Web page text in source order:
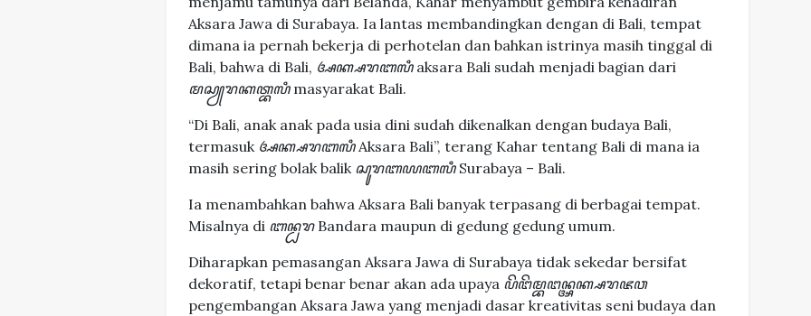
Aksara Jawa di Surabaya. Ia lantas membandingkan dengan di Bali, tempat
dimana ia pernah bekerja di perhotelan dan bahkan istrinya masih tinggal di
Bali, bahwa di Bali, ꦄꦏ꧀ꦱꦫꦧꦭꦶaksara Bali sudah menjadi bagian dari
ꦩꦱꦾꦫꦏꦠ꧀ꦧꦭꦶmasyarakat Bali.
“Di Bali, anak anak pada usia dini sudah dikenalkan dengan budaya Bali,
termasuk ꦄꦏ꧀ꦱꦫꦧꦭꦶAksara Bali”, terang Kahar tentang Bali di mana ia
masih sering bolak balik ꦱꦸꦫꦧꦪꦧꦭꦶSurabaya – Bali.
Ia menambahkan bahwa Aksara Bali banyak terpasang di berbagai tempat.
Misalnya di ꦧꦤ꧀ꦝꦫBandara maupun di gedung gedung umum.
Diharapkan pemasangan Aksara Jawa di Surabaya tidak sekedar bersifat
dekoratif, tetapi benar benar akan ada upaya ꦥꦼꦔꦼꦩ꧀ꦧꦔꦤ꧀ꦄꦏ꧀ꦱꦫꦗꦮ
pengembangan Aksara Jawa yang menjadi dasar kreativitas seni budaya dan